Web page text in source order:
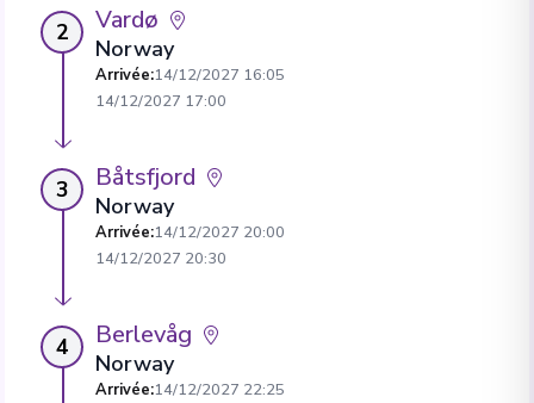
2 Vardø
Norway
Arrivée:14/12/2027 16:05
14/12/2027 17:00
3 Båtsfjord
Norway
Arrivée:14/12/2027 20:00
14/12/2027 20:30
4 Berlevåg
Norway
Arrivée:14/12/2027 22:25